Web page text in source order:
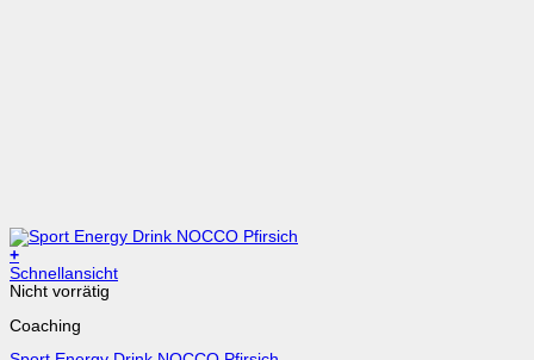
+
Schnellansicht
Nicht vorrätig
Coaching